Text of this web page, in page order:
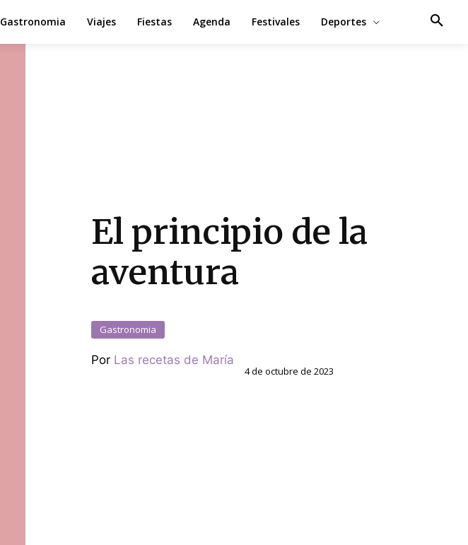
Gastronomia Viajes Fiestas Agenda Festivales Deportes
El principio de la
aventura
Gastronomia
Por Las recetas de María
4 de octubre de 2023